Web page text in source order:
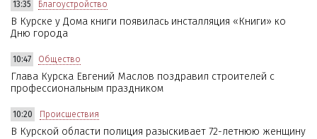
13:35 Благоустройство
В Курске у Дома книги появилась инсталляция «Книги» ко
Дню города
10:47 Общество
Глава Курска Евгений Маслов поздравил строителей с
профессиональным праздником
10:20 Происшествия
В Курской области полиция разыскивает 72-летнюю женщину